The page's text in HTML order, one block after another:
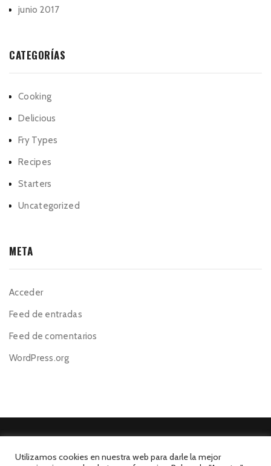
junio 2017
CATEGORÍAS
Cooking
Delicious
Fry Types
Recipes
Starters
Uncategorized
META
Acceder
Feed de entradas
Feed de comentarios
WordPress.org
Utilizamos cookies en nuestra web para darle la mejor